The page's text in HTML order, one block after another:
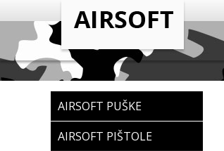
AIRSOFT PUŠKE
AIRSOFT PIŠTOLE